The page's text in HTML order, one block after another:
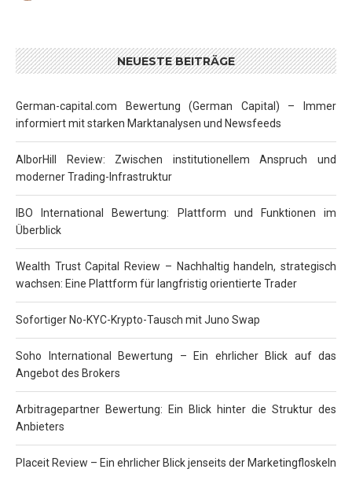
NEUESTE BEITRÄGE
German-capital.com Bewertung (German Capital) – Immer
informiert mit starken Marktanalysen und Newsfeeds
AlborHill Review: Zwischen institutionellem Anspruch und
moderner Trading-Infrastruktur
IBO International Bewertung: Plattform und Funktionen im
Überblick
Wealth Trust Capital Review – Nachhaltig handeln, strategisch
wachsen: Eine Plattform für langfristig orientierte Trader
Sofortiger No-KYC-Krypto-Tausch mit Juno Swap
Soho International Bewertung – Ein ehrlicher Blick auf das
Angebot des Brokers
Arbitragepartner Bewertung: Ein Blick hinter die Struktur des
Anbieters
Placeit Review – Ein ehrlicher Blick jenseits der Marketingfloskeln